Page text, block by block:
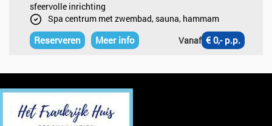
sfeervolle inrichting
Spa centrum met zwembad, sauna, hammam
Reserveren Meer info Vanaf € 0,- p.p.